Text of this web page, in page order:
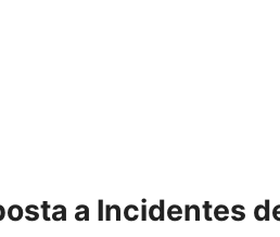
a Incidentes